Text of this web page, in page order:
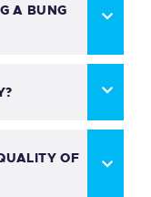
A BUNG
OF